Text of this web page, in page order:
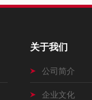
关于我们
公司简介
企业文化